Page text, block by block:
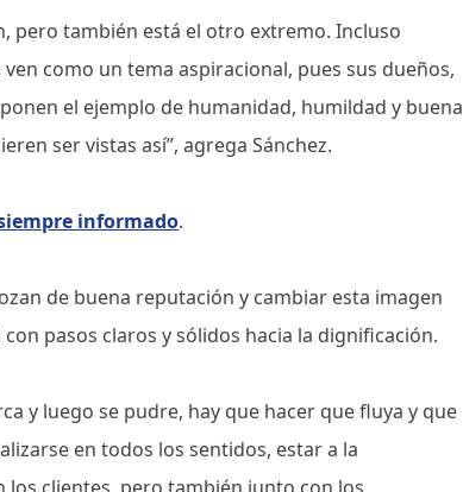
pero también está el otro extremo. Incluso
como un tema aspiracional, pues sus dueños,
el ejemplo de humanidad, humildad y buena
ser vistas así”, agrega Sánchez.
informado.
de buena reputación y cambiar esta imagen
pasos claros y sólidos hacia la dignificación.
y luego se pudre, hay que hacer que fluya y que
en todos los sentidos, estar a la